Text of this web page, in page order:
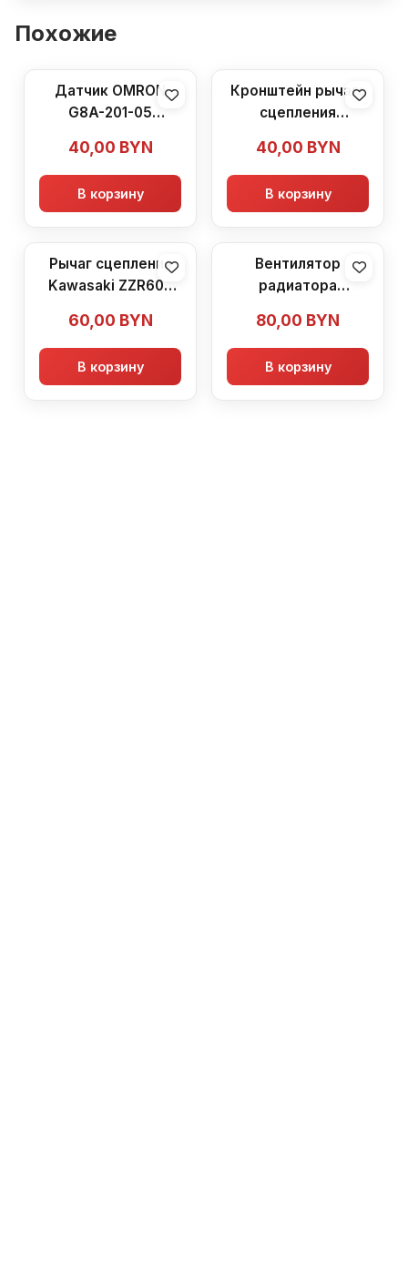
Похожие
Датчик OMRON
G8A-201-05
(1990-1992)
40,00 BYN
В корзину
Кронштейн рычага
сцепления
(1990-1992)
40,00 BYN
В корзину
Рычаг сцепления
Kawasaki ZZR600
60,00 BYN
В корзину
Вентилятор
радиатора
(1990-1992)
80,00 BYN
В корзину